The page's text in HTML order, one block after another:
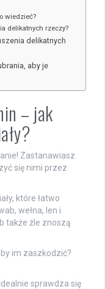
wiedzieć?
delikatnych rzeczy?
delikatnych
aby je
– jak
Zastanawiasz
się nimi przez
które łatwo
wełna, len i
także źle znoszą
im zaszkodzić?
sprawdza się